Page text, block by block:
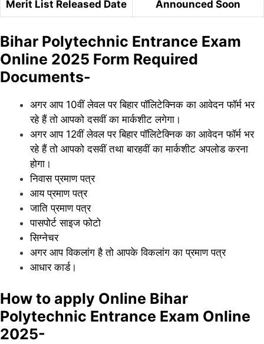
Merit List Released Date Announced Soon
Bihar Polytechnic Entrance Exam
Online 2025 Form Required
Documents-
अगर आप 10वीं लेवल पर बिहार पॉलिटेक्निक का आवेदन फॉर्म भर
रहे हैं तो आपको दसवीं का मार्कशीट लगेगा।
अगर आप 12वीं लेवल पर बिहार पॉलिटेक्निक का आवेदन फॉर्म भर
रहे हैं तो आपको दसवीं तथा बारहवीं का मार्कशीट अपलोड करना
होगा।
निवास प्रमाण पत्र
आय प्रमाण पत्र
जाति प्रमाण पत्र
पासपोर्ट साइज फोटो
सिग्नेचर
अगर आप विकलांग है तो आपके विकलांग का प्रमाण पत्र
आधार कार्ड।
How to apply Online Bihar
Polytechnic Entrance Exam Online
2025-